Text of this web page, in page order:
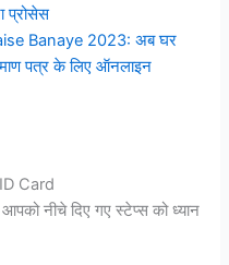
प्रोसेस
Banaye 2023: अब घर
पत्र के लिए ऑनलाइन
Card
नीचे दिए गए स्टेप्स को ध्यान